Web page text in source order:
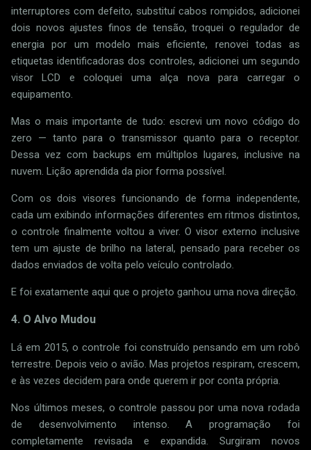
interruptores com defeito, substituí cabos rompidos, adicionei
dois novos ajustes finos de tensão, troquei o regulador de
energia por um modelo mais eficiente, renovei todas as
etiquetas identificadoras dos controles, adicionei um segundo
visor LCD e coloquei uma alça nova para carregar o
equipamento.
Mas o mais importante de tudo: escrevi um novo código do
zero — tanto para o transmissor quanto para o receptor.
Dessa vez com backups em múltiplos lugares, inclusive na
nuvem. Lição aprendida da pior forma possível.
Com os dois visores funcionando de forma independente,
cada um exibindo informações diferentes em ritmos distintos,
o controle finalmente voltou a viver. O visor externo inclusive
tem um ajuste de brilho na lateral, pensado para receber os
dados enviados de volta pelo veículo controlado.
E foi exatamente aqui que o projeto ganhou uma nova direção.
4. O Alvo Mudou
Lá em 2015, o controle foi construído pensando em um robô
terrestre. Depois veio o avião. Mas projetos respiram, crescem,
e às vezes decidem para onde querem ir por conta própria.
Nos últimos meses, o controle passou por uma nova rodada
de desenvolvimento intenso. A programação foi
completamente revisada e expandida. Surgiram novos